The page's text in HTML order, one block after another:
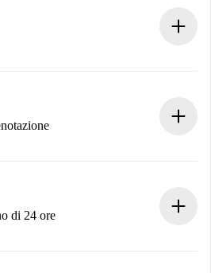
necessarie in anticipo.
di 24 ore